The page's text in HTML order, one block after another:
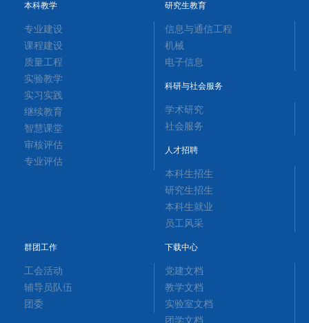
本科教学
专业建设
课程建设
质量工程
实验教学
实习实践
继续教育
智慧课堂
审核评估
专业评估
研究生教育
信息与通信工程
机械
电子信息
科研与社会服务
学术研究
社会服务
人才招聘
本科生招生
研究生招生
本科生就业
员工风采
群团工作
工会活动
辅导员队伍
团委
下载中心
党建文档
教学文档
实验室文档
团学文档